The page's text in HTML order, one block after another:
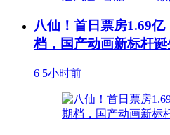
八仙！首日票房1.69
档，国产动画新标杆诞
6 5小时前